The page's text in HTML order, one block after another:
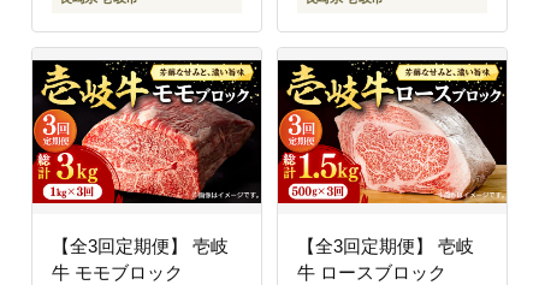
【全3回定期便】 壱岐
牛 モモブロック
【全3回定期便】 壱岐
牛 ロースブロック